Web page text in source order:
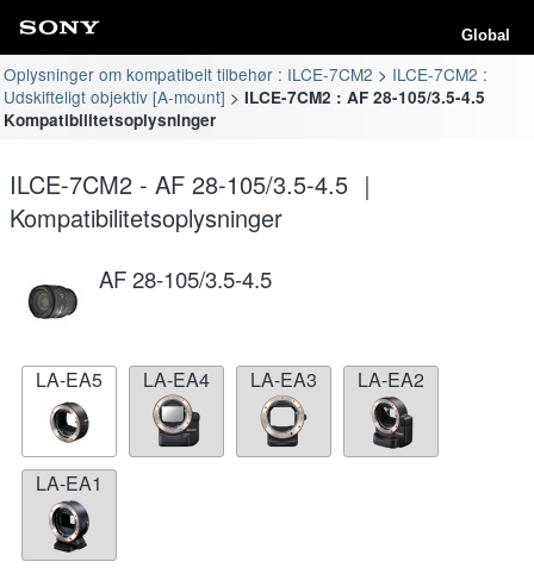
Global
Oplysninger om kompatibelt tilbehør : ILCE-7CM2
ILCE-7CM2 :
Udskifteligt objektiv [A-mount]
ILCE-7CM2 : AF 28-105/3.5-4.5
Kompatibilitetsoplysninger
ILCE-7CM2 - AF 28-105/3.5-4.5 ｜
Kompatibilitetsoplysninger
AF 28-105/3.5-4.5
LA-EA5 LA-EA4 LA-EA3 LA-EA2
LA-EA1